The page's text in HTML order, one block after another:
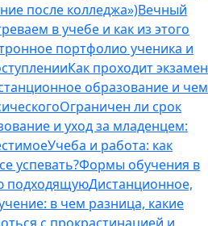
после колледжа»)Вечный
в учебе и как из этого
портфолио ученика и
Как проходит экзамен
образование и чем
Ограничен ли срок
и уход за младенцем:
Учеба и работа: как
успевать?Формы обучения в
подходящуюДистанционное,
в чем разница, какие